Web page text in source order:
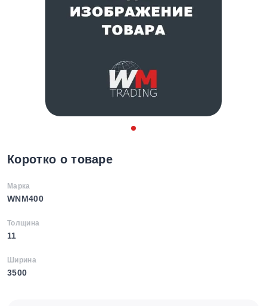
Коротко о товаре
Марка
WNM400
Толщина
11
Ширина
3500